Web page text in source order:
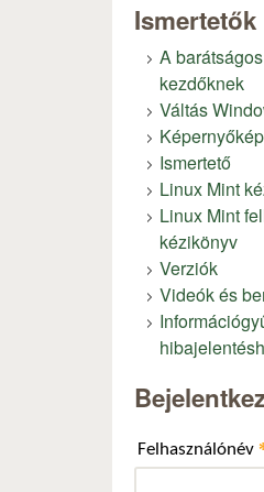
Ismertetők
A
kezdőknek
Váltás
Ismertető
Linux Mint
Linux Mint
kézikönyv
Verziók
Videók és
Felhasználónév